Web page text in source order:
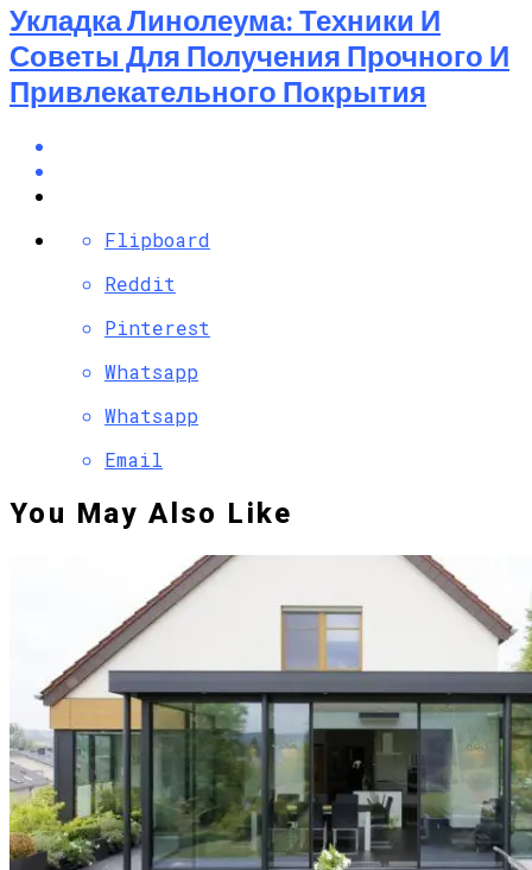
Укладка Линолеума: Техники И
Советы Для Получения Прочного И
Привлекательного Покрытия
Flipboard
Reddit
Pinterest
Whatsapp
Whatsapp
Email
You May Also Like